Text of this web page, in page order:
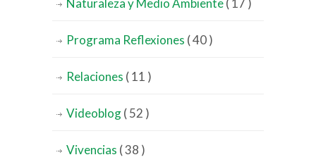
Naturaleza y Medio Ambiente( 17 )
Programa Reflexiones ( 40 )
Relaciones ( 11 )
Videoblog( 52 )
Vivencias ( 38 )